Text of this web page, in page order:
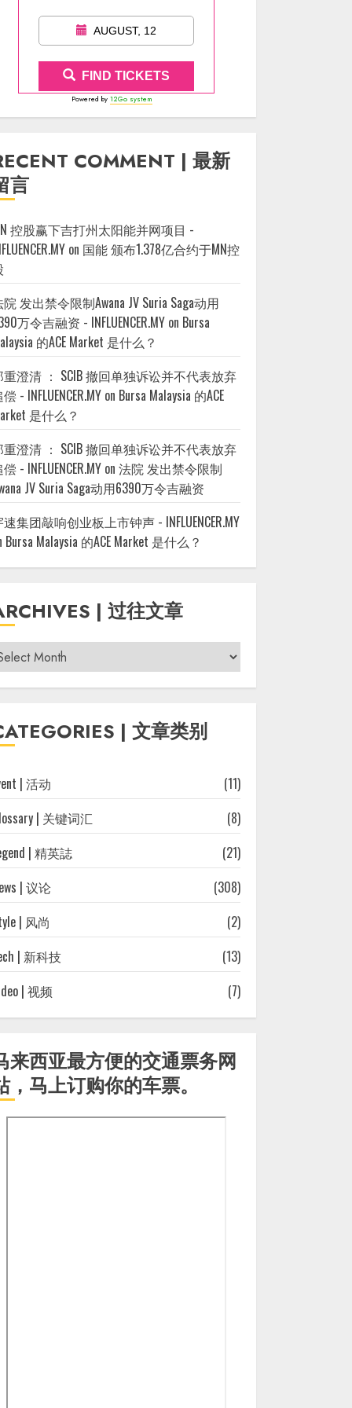
AUGUST, 12
FIND TICKETS
Powered by 12Go system
COMMENT | 最新
言
控股赢下吉打州太阳能并网项目 -
on 国能 颁布1.378亿合约于MN控
发出禁令限制Awana JV Suria Saga动用
万令吉融资 - INFLUENCER.MY on Bursa
的ACE Market 是什么？
重澄清 ： SCIB 撤回单独诉讼并不代表放弃
- INFLUENCER.MY on Bursa Malaysia 的ACE
是什么？
重澄清 ： SCIB 撤回单独诉讼并不代表放弃
- INFLUENCER.MY on法院 发出禁令限制
JV Suria Saga动用6390万令吉融资
集团敲响创业板上市钟声 - INFLUENCER.MY
Bursa Malaysia 的ACE Market 是什么？
| 过往文章
| 文章类别
| 活动
(11)
| 关键词汇
(8)
| 精英誌
(21)
| 议论
(308)
| 风尚
(2)
| 新科技
(13)
| 视频
(7)
来西亚最方便的交通票务网
，马上订购你的车票。